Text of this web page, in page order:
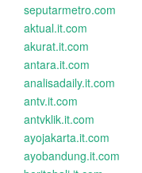
seputarmetro.com
aktual.it.com
akurat.it.com
antara.it.com
analisadaily.it.com
antv.it.com
antvklik.it.com
ayojakarta.it.com
ayobandung.it.com